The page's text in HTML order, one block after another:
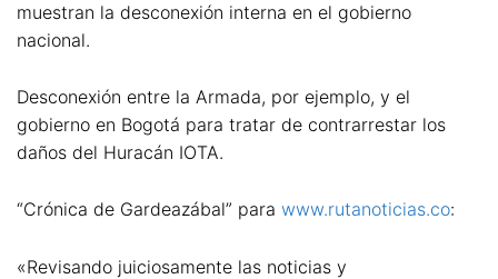
muestran la desconexión interna en el gobierno
nacional.
Desconexión entre la Armada, por ejemplo, y el
gobierno en Bogotá para tratar de contrarrestar los
daños del Huracán IOTA.
“Crónica de Gardeazábal” para www.rutanoticias.co:
«Revisando juiciosamente las noticias y